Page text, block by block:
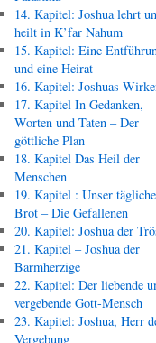
14. Kapitel: Joshua lehrt
heilt in K’far Nahum
15. Kapitel: Eine
und eine Heirat
16. Kapitel: Joshuas
17. Kapitel In Gedanken,
Worten und Taten – Der
göttliche Plan
18. Kapitel Das Heil der
Menschen
19. Kapitel : Unser
Brot – Die Gefallenen
20. Kapitel: Joshua der
21. Kapitel – Joshua der
Barmherzige
22. Kapitel: Der liebende
vergebende Gott-Mensch
23. Kapitel: Joshua, Herr
Vergebung